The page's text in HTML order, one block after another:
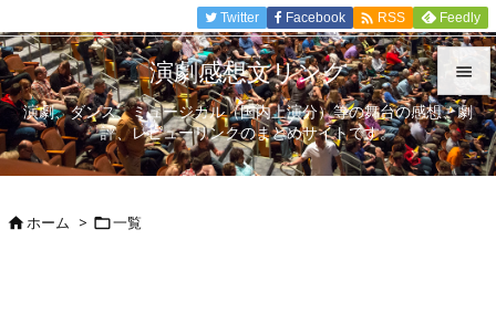


メニュ

Twitter Facebook  RSS Feedly
演劇感想文リンク
演劇、ダンス、ミュージカル（国内上演分）等の舞台の感想、劇
評、レビューリンクのまとめサイトです。
ホーム > 一覧